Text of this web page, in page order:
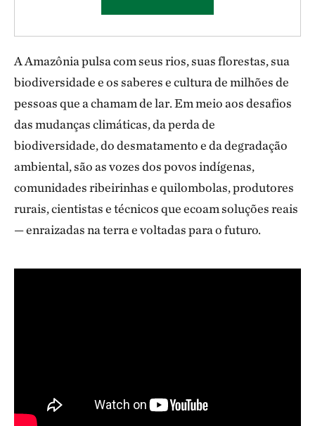
A Amazônia pulsa com seus rios, suas florestas, sua
biodiversidade e os saberes e cultura de milhões de
pessoas que a chamam de lar. Em meio aos desafios
das mudanças climáticas, da perda de
biodiversidade, do desmatamento e da degradação
ambiental, são as vozes dos povos indígenas,
comunidades ribeirinhas e quilombolas, produtores
rurais, cientistas e técnicos que ecoam soluções reais
— enraizadas na terra e voltadas para o futuro.